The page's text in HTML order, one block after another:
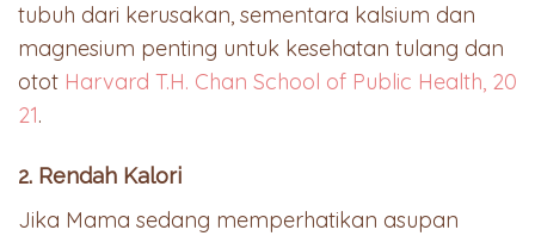
tubuh dari kerusakan, sementara kalsium dan
magnesium penting untuk kesehatan tulang dan
otot Harvard T.H. Chan School of Public Health, 20
21.
2. Rendah Kalori
Jika Mama sedang memperhatikan asupan